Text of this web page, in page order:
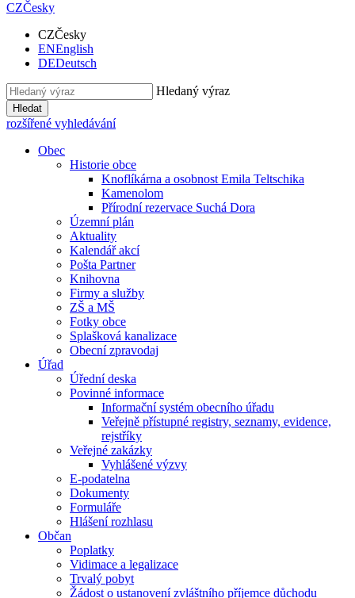
CZČesky
CZČesky
ENEnglish
DEDeutsch
Hledaný výraz
Hledat
rozšířené vyhledávání
Obec
Historie obce
Knoflíkárna a osobnost Emila Teltschika
Kamenolom
Přírodní rezervace Suchá Dora
Územní plán
Aktuality
Kalendář akcí
Pošta Partner
Knihovna
Firmy a služby
ZŠ a MŠ
Fotky obce
Splašková kanalizace
Obecní zpravodaj
Úřad
Úřední deska
Povinné informace
Informační systém obecního úřadu
Veřejně přístupné registry, seznamy, evidence,
rejstříky
Veřejné zakázky
Vyhlášené výzvy
E-podatelna
Dokumenty
Formuláře
Hlášení rozhlasu
Občan
Poplatky
Vidimace a legalizace
Trvalý pobyt
Žádost o ustanovení zvláštního příjemce důchodu